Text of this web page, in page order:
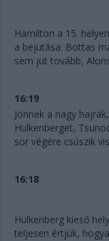
Hamilton a 15.
a bejutása: Bottas
sem jut tovább,
16:19
Jönnek a nagy
Hülkenberget,
sor végére csúszik
16:18
Hülkenberg kieső
teljesen értjük,